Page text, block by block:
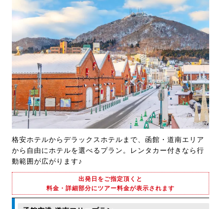
格安ホテルからデラックスホテルまで、函館・道南エリア
から自由にホテルを選べるプラン。レンタカー付きなら行
動範囲が広がります♪
出発日をご指定頂くと
料金・詳細部分にツアー料金が表示されます